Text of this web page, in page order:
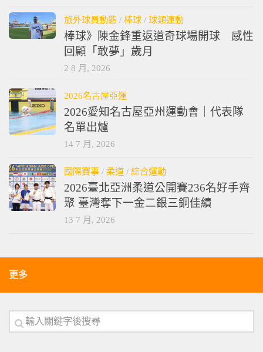
旅外球員動態 / 棒球 / 球類運動
棒球》陳金鋒重返道奇球場開球 感性
回顧「敢夢」歲月
2 8 月, 2026
2026名古屋亞運
2026愛知名古屋亞州運動會｜代表隊
名單出爐
14 7 月, 2026
國際賽事 / 柔道 / 綜合運動
2026臺北亞洲柔道公開賽236名好手齊
聚 臺灣奪下一金二銀三銅佳績
13 7 月, 2026
更多